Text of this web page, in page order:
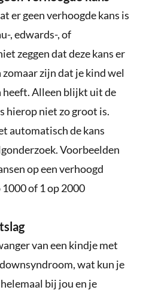
er geen verhoogde kans is
, edwards-, of
zeggen dat deze kans er
zijn dat je kind wel
heeft. Alleen blijkt uit de
hierop niet zo groot is.
automatisch de kans
Voorbeelden
op een verhoogd
of 1 op 2000
van een kindje met
wat kun je
bij jou en je